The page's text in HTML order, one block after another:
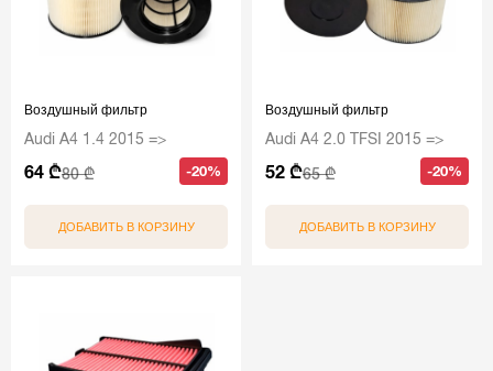
Воздушный фильтр
Audi A4 1.4 2015 =>
64 ₾80 ₾ -20%
ДОБАВИТЬ В КОРЗИНУ
Воздушный фильтр
Audi A4 2.0 TFSI 2015 =>
52 ₾65 ₾ -20%
ДОБАВИТЬ В КОРЗИНУ